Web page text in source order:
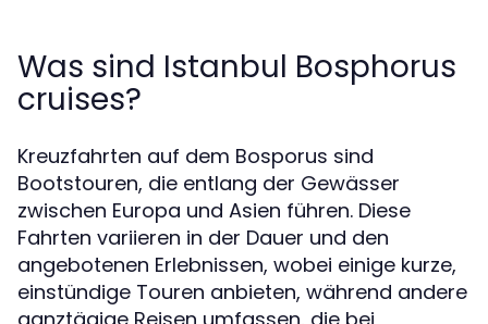
Was sind Istanbul Bosphorus
cruises?
Kreuzfahrten auf dem Bosporus sind
Bootstouren, die entlang der Gewässer
zwischen Europa und Asien führen. Diese
Fahrten variieren in der Dauer und den
angebotenen Erlebnissen, wobei einige kurze,
einstündige Touren anbieten, während andere